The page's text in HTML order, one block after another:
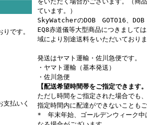
です。
支払いく
ています。）
SkyWatcherのDOB GOTO16、DOB
EQ8赤道儀等大型商品につきまして
域により別途送料をいただいておりま
発送はヤマト運輸・佐川急便です。
・ヤマト運輸（基本発送）
・佐川急便
【配送希望時間帯をご指定できます。
ただし時間をご指定された場合でも
指定時間内に配達ができないこともご
* 年末年始、ゴールデンウィーク中